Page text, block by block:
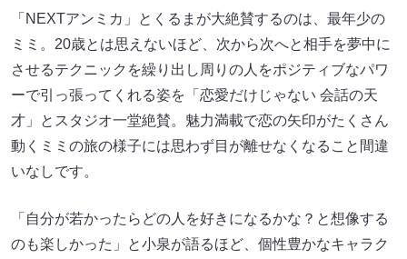
「NEXTアンミカ」とくるまが大絶賛するのは、最年少の
ミミ。20歳とは思えないほど、次から次へと相手を夢中に
させるテクニックを繰り出し周りの人をポジティブなパワ
ーで引っ張ってくれる姿を「恋愛だけじゃない 会話の天
才」とスタジオ一堂絶賛。魅力満載で恋の矢印がたくさん
動くミミの旅の様子には思わず目が離せなくなること間違
いなしです。
「自分が若かったらどの人を好きになるかな？と想像する
のも楽しかった」と小泉が語るほど、個性豊かなキャラク